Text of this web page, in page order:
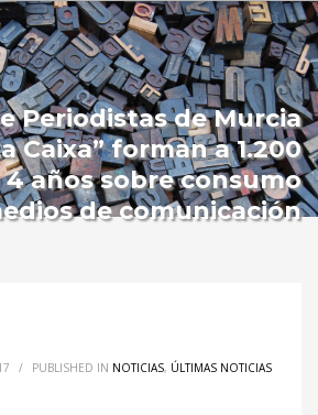
Periodistas de Murcia
Caixa” forman a 1.200
años sobre consumo
de comunicación
/ PUBLISHED IN NOTICIAS, ÚLTIMAS NOTICIAS